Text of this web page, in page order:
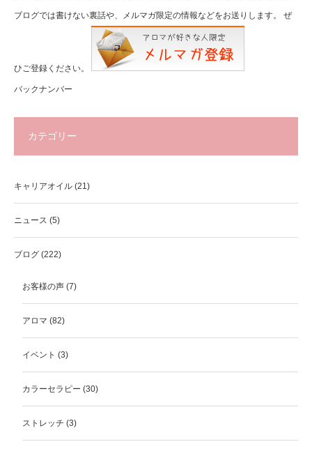
ブログでは書けない裏話や、メルマガ限定の情報などをお送りします。 ぜ
ひご登録ください。
バックナンバー
カテゴリー
キャリアオイル (21)
ニュース (5)
ブログ (222)
お客様の声 (7)
アロマ (82)
イベント (3)
カラーセラピー (30)
ストレッチ (3)